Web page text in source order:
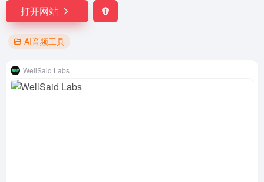
打开网站
AI音频工具
WellSaid Labs